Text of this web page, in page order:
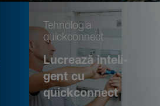
Tehno­logia
quickconnect
Lucrează inte­li­
gent cu
quickconnect